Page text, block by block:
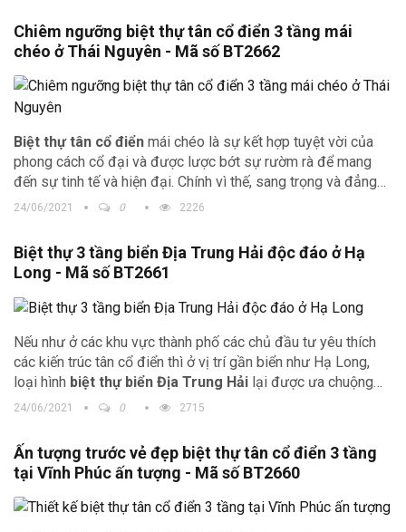
Chiêm ngưỡng biệt thự tân cổ điển 3 tầng mái
chéo ở Thái Nguyên - Mã số BT2662
Biệt thự tân cổ điển mái chéo là sự kết hợp tuyệt vời của
phong cách cổ đại và được lược bớt sự rườm rà để mang
đến sự tinh tế và hiện đại. Chính vì thế, sang trọng và đẳng
cấp là những gì mà bạn sẽ bắt gặp ở phong cách kiến trúc
24/06/2021 0 2226
Biệt thự 3 tầng biển Địa Trung Hải độc đáo ở Hạ
Long - Mã số BT2661
Nếu như ở các khu vực thành phố các chủ đầu tư yêu thích
các kiến trúc tân cổ điển thì ở vị trí gần biển như Hạ Long,
loại hình biệt thự biển Địa Trung Hải lại được ưa chuộng
hơn. Hãy cùng xem bản phối cảnh biệt thự ở Hạ Long của gia
24/06/2021 0 2715
Ấn tượng trước vẻ đẹp biệt thự tân cổ điển 3 tầng
tại Vĩnh Phúc ấn tượng - Mã số BT2660